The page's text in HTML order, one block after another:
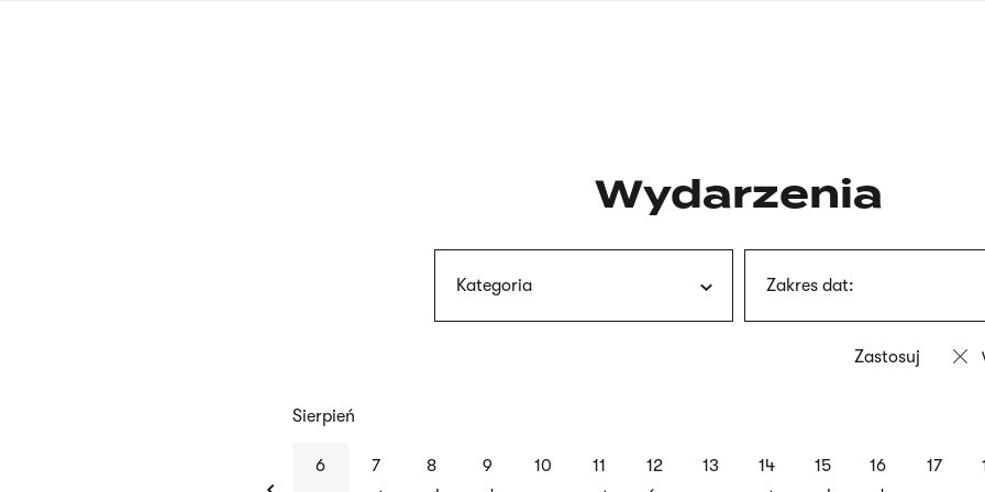
Wydarzenia
Kategoria Zakres dat:
previous
Sierpień
6
7
8
9
10
11
12
13
14
15
16
17